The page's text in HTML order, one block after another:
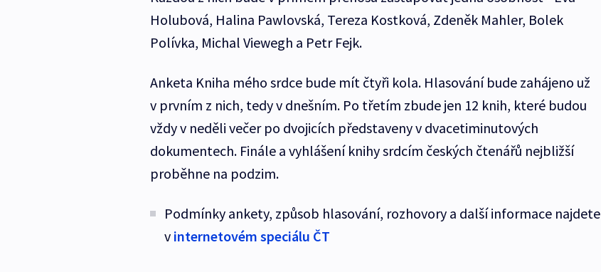
Holubová, Halina Pawlovská, Tereza Kostková, Zdeněk Mahler, Bolek
Polívka, Michal Viewegh a Petr Fejk.
Anketa Kniha mého srdce bude mít čtyři kola. Hlasování bude zahájeno už
v prvním z nich, tedy v dnešním. Po třetím zbude jen 12 knih, které budou
vždy v neděli večer po dvojicích představeny v dvacetiminutových
dokumentech. Finále a vyhlášení knihy srdcím českých čtenářů nejbližší
proběhne na podzim.
Podmínky ankety, způsob hlasování, rozhovory a další informace najdete
v internetovém speciálu ČT